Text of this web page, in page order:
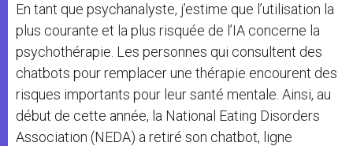
En tant que psychanalyste, j’estime que l’utilisation la
plus courante et la plus risquée de l’IA concerne la
psychothérapie. Les personnes qui consultent des
chatbots pour remplacer une thérapie encourent des
risques importants pour leur santé mentale. Ainsi, au
début de cette année, la National Eating Disorders
Association (NEDA) a retiré son chatbot, ligne